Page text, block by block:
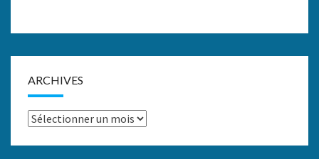
ARCHIVES
Archives